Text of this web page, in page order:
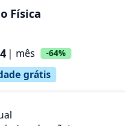
Física
| mês -64%
grátis